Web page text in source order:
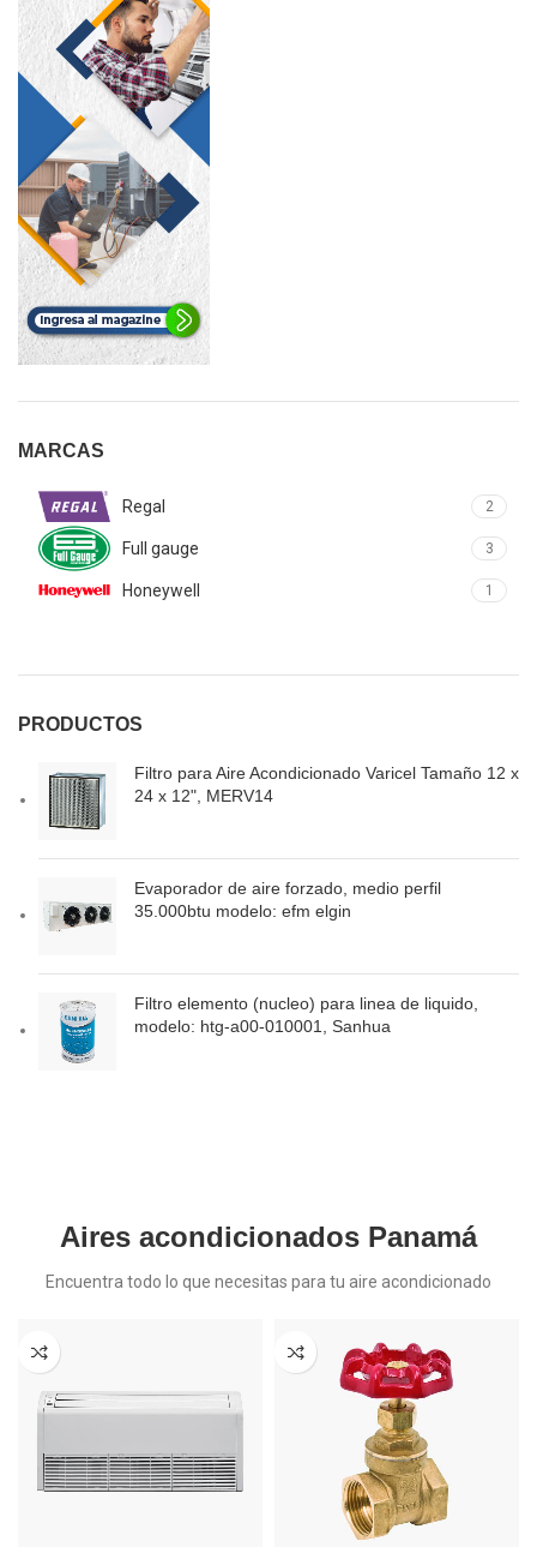
MARCAS
Regal 2
Full gauge 3
Honeywell 1
PRODUCTOS
Filtro para Aire Acondicionado Varicel Tamaño 12 x
24 x 12", MERV14
Evaporador de aire forzado, medio perfil
35.000btu modelo: efm elgin
Filtro elemento (nucleo) para linea de liquido,
modelo: htg-a00-010001, Sanhua
Aires acondicionados Panamá
Encuentra todo lo que necesitas para tu aire acondicionado